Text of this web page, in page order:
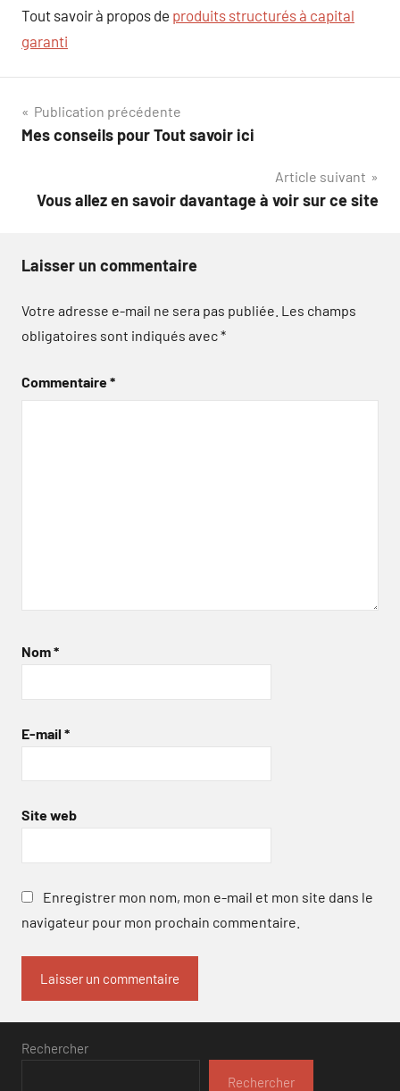
Tout savoir à propos de produits structurés à capital
garanti
Navigation
de
Publication précédente
Mes conseils pour Tout savoir ici
Article suivant
Vous allez en savoir davantage à voir sur ce site
Laisser un commentaire
Votre adresse e-mail ne sera pas publiée. Les champs
obligatoires sont indiqués avec*
Commentaire*
Nom*
E-mail *
Site web
Enregistrer mon nom, mon e-mail et mon site dans le
navigateur pour mon prochain commentaire.
Rechercher
Rechercher